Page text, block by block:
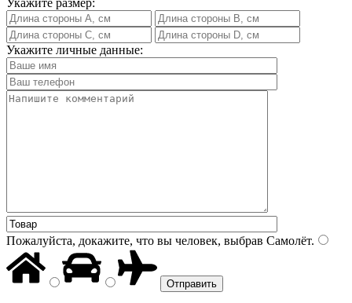
Укажите личные данные:
Пожалуйста, докажите, что вы человек, выбрав Самолёт.